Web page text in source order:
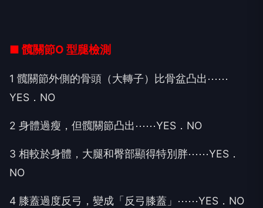
■ 髖關節O 型腿檢測
1 髖關節外側的骨頭（大轉子）比骨盆凸出⋯⋯
YES．NO
2 身體過瘦，但髖關節凸出⋯⋯YES．NO
3 相較於身體，大腿和臀部顯得特別胖⋯⋯YES．
NO
4 膝蓋過度反弓，變成「反弓膝蓋」⋯⋯YES．NO